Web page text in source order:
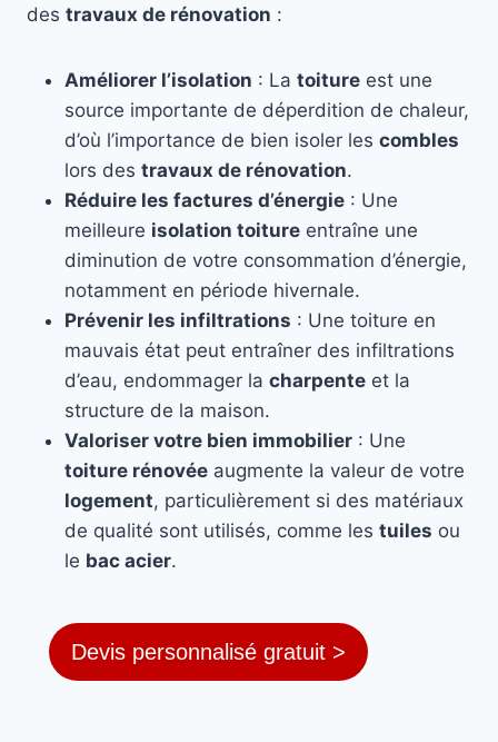
des travaux de rénovation :
Améliorer l’isolation : La toiture est une
source importante de déperdition de chaleur,
d’où l’importance de bien isoler les combles
lors des travaux de rénovation.
Réduire les factures d’énergie : Une
meilleure isolation toiture entraîne une
diminution de votre consommation d’énergie,
notamment en période hivernale.
Prévenir les infiltrations : Une toiture en
mauvais état peut entraîner des infiltrations
d’eau, endommager la charpente et la
structure de la maison.
Valoriser votre bien immobilier : Une
toiture rénovée augmente la valeur de votre
logement, particulièrement si des matériaux
de qualité sont utilisés, comme les tuiles ou
le bac acier.
Devis personnalisé gratuit >